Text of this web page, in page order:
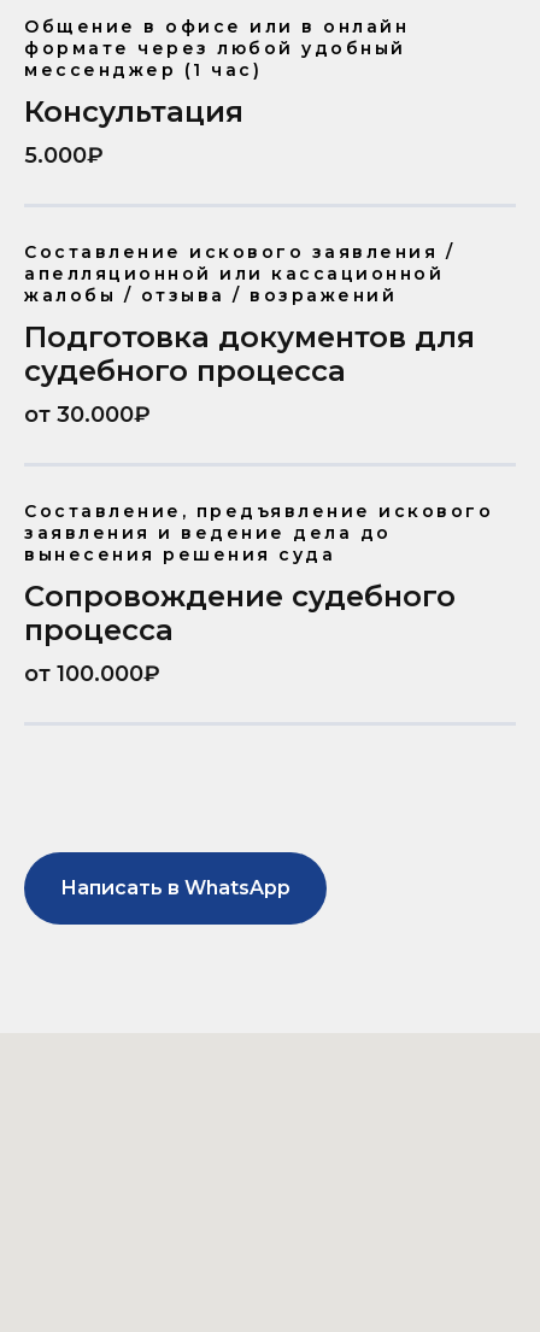
Общение в офисе или в онлайн
формате через любой удобный
мессенджер (1 час)
Консультация
5.000₽
Составление искового заявления /
апелляционной или кассационной
жалобы / отзыва / возражений
Подготовка документов для
судебного процесса
от 30.000₽
Составление, предъявление искового
заявления и ведение дела до
вынесения решения суда
Сопровождение судебного
процесса
от 100.000₽
Написать в WhatsApp